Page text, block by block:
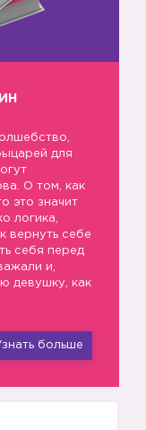
для
О том, как
это значит
логика,
вернуть себе
себя перед
и,
девушку, как
больше